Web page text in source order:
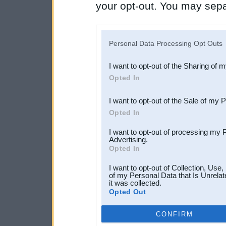
your opt-out. You may
Downstream Participants
third parties.
Personal Data Processing Opt Outs
I want to opt-out of the Sharing of
Opted In
I want to opt-out of the Sale of my
Opted In
I want to opt-out of processing my
Advertising.
Opted In
I want to opt-out of Collection,
of my Personal Data that Is
it was collected.
Opted Out
CONFIRM